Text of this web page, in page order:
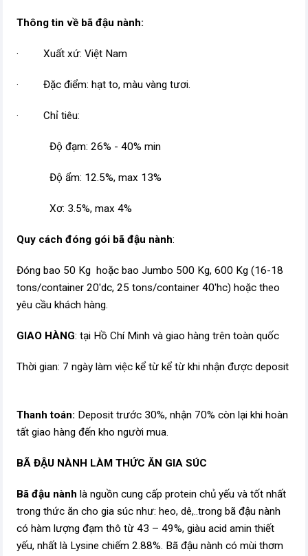
Thông tin về bã đậu nành:
· Xuất xứ: Việt Nam
· Đặc điểm: hạt to, màu vàng tươi.
· Chỉ tiêu:
Độ đạm: 26% - 40% min
Độ ẩm: 12.5%, max 13%
Xơ: 3.5%, max 4%
Quy cách đóng gói bã đậu nành:
Đóng bao 50 Kg hoặc bao Jumbo 500 Kg, 600 Kg (16-18
tons/container 20'dc, 25 tons/container 40'hc) hoặc theo
yêu cầu khách hàng.
GIAO HÀNG: tại Hồ Chí Minh và giao hàng trên toàn quốc
Thời gian: 7 ngày làm việc kể từ kể từ khi nhận được deposit
Thanh toán: Deposit trước 30%, nhận 70% còn lại khi hoàn
tất giao hàng đến kho người mua.
BÃ ĐẬU NÀNH LÀM THỨC ĂN GIA SÚC
Bã đậu nành là nguồn cung cấp protein chủ yếu và tốt nhất
trong thức ăn cho gia súc như: heo, dê,..trong bã đậu nành
có hàm lượng đạm thô từ 43 – 49%, giàu acid amin thiết
yếu, nhất là Lysine chiếm 2.88%. Bã đậu nành có mùi thơm